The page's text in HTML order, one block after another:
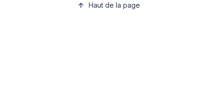
Haut de la page